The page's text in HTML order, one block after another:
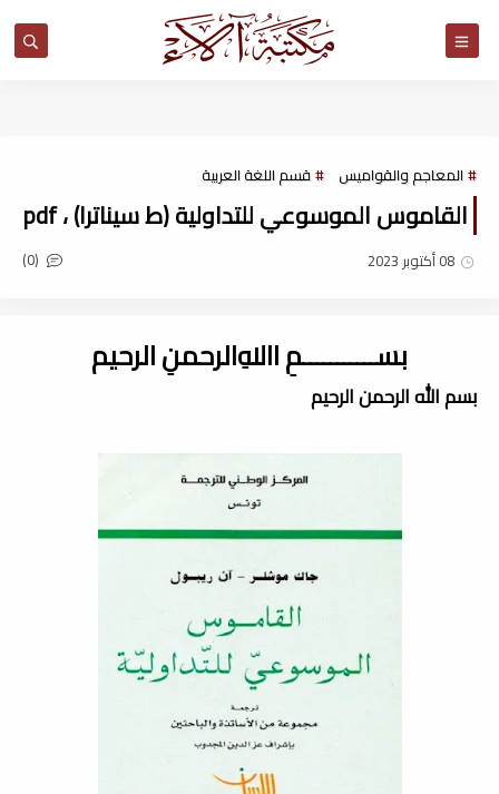
المعاجم والقواميس قسم اللغة العربية
القاموس الموسوعي للتداولية (ط سيناترا) ، pdf
08 أكتوبر 2023 (0)
بســـــــــــمِ اﷲِالرحمنِ الرحيم
بسم الله الرحمن الرحيم